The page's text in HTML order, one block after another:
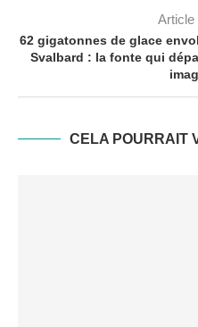
Article
62 gigatonnes de glace
Svalbard : la fonte qui
CELA POURRAIT